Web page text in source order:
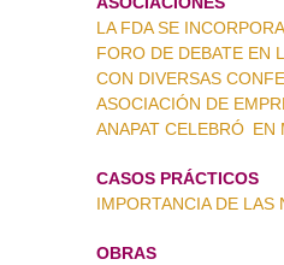
LA FDA SE
FORO DE DEBATE EN
CON DIVERSAS
ASOCIACIÓN DE
ANAPAT CELEBRÓ
CASOS PRÁCTICOS
IMPORTANCIA DE
OBRAS